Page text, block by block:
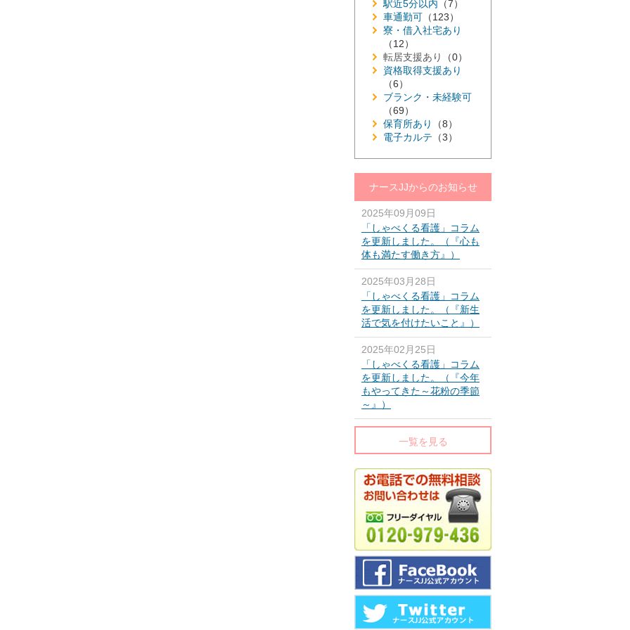
駅近5分以内 （7）
車通勤可 （123）
寮・借入社宅あり
（12）
転居支援あり
（0）
資格取得支援あり
（6）
ブランク・未経験可
（69）
保育所あり
（8）
電子カルテ （3）
ナースJJからのお知らせ
2025年09月09日
「しゃべくる看護」コラム
を更新しました。（『心も
体も満たす働き方』）
2025年03月28日
「しゃべくる看護」コラム
を更新しました。（『新生
活で気を付けたいこと』）
2025年02月25日
「しゃべくる看護」コラム
を更新しました。（『今年
もやってきた～花粉の季節
～』）
一覧を見る